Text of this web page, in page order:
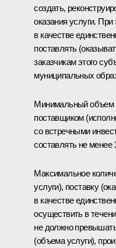
создать,
оказания услуги.
в качестве
поставлять
заказчикам этого
муниципальных
Минимальный объем
поставщиком
со встречными
составлять не менее
Максимальное
услуги), поставку
в качестве
осуществить в
не должно
(объема услуги),